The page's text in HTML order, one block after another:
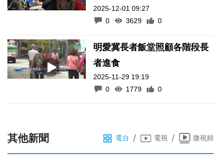
2025-12-01 09:27
0
3629 0
明愛冀長者飯堂照顧各階段長
者進食
2025-11-29 19:19
0
1779 0
其他新聞 電台 / 電視 / 微視頻